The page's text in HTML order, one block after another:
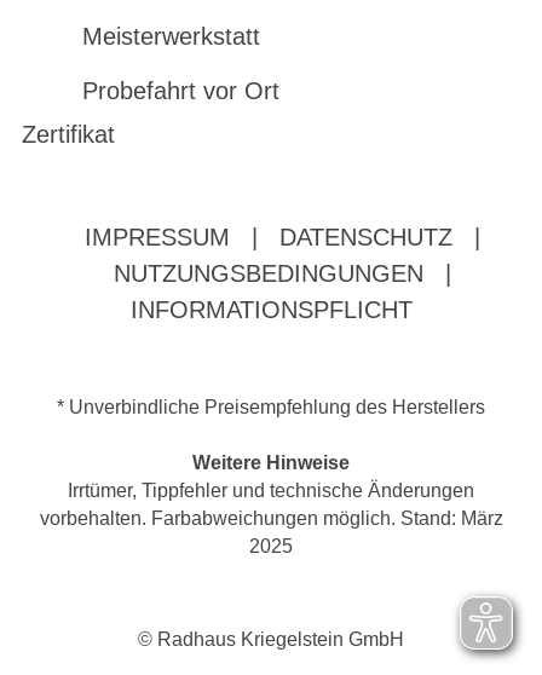
Meisterwerkstatt
Probefahrt vor Ort
Zertifikat
IMPRESSUM DATENSCHUTZ
NUTZUNGSBEDINGUNGEN
INFORMATIONSPFLICHT
* Unverbindliche Preisempfehlung des Herstellers
Weitere Hinweise
Irrtümer, Tippfehler und technische Änderungen
vorbehalten. Farbabweichungen möglich. Stand: März
2025
© Radhaus Kriegelstein GmbH